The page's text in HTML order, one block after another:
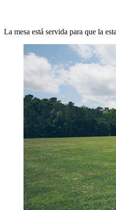
La mesa está servida para que la